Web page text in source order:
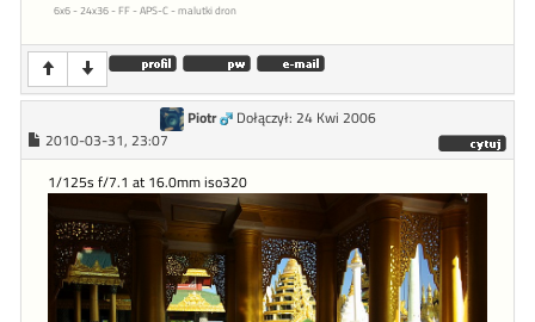
6x6 - 24x36 - FF - APS-C - malutki dron
Piotr
Dołączył: 24 Kwi 2006
2010-03-31, 23:07
1/125s f/7.1 at 16.0mm iso320